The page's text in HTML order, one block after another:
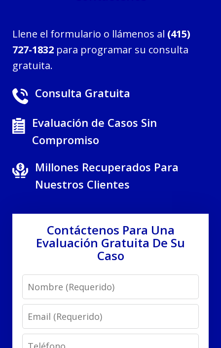
Llene el formulario o llámenos al (415)
727-1832 para programar su consulta
gratuita.
Consulta Gratuita
Evaluación de Casos Sin
Compromiso
Millones Recuperados Para
Nuestros Clientes
Contáctenos Para Una
Evaluación Gratuita De Su
Caso
Name
Email
Phone